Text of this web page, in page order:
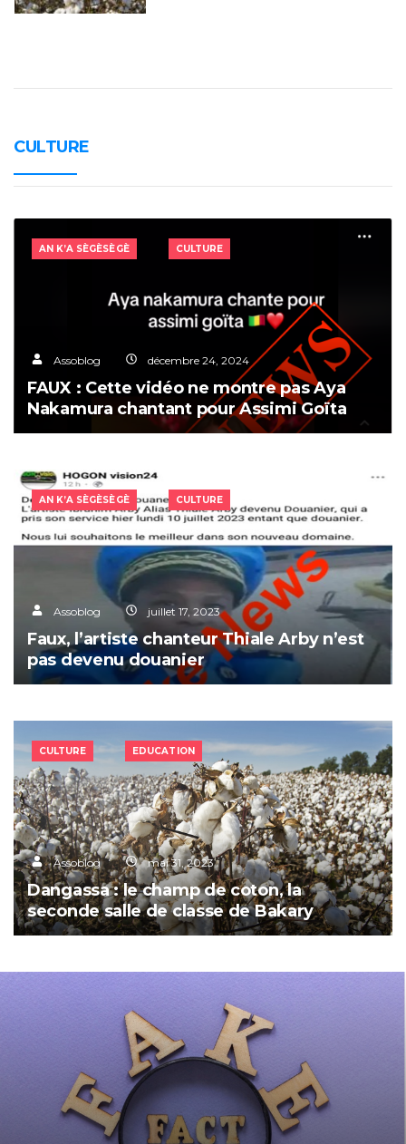
CULTURE
AN K’A SÈGÈSÈGÈ CULTURE
Assoblog décembre 24, 2024
FAUX : Cette vidéo ne montre pas Aya
Nakamura chantant pour Assimi Goïta
AN K’A SÈGÈSÈGÈ CULTURE
Assoblog juillet 17, 2023
Faux, l’artiste chanteur Thiale Arby n’est
pas devenu douanier
CULTURE EDUCATION
Assoblog mai 31, 2023
Dangassa : le champ de coton, la
seconde salle de classe de Bakary